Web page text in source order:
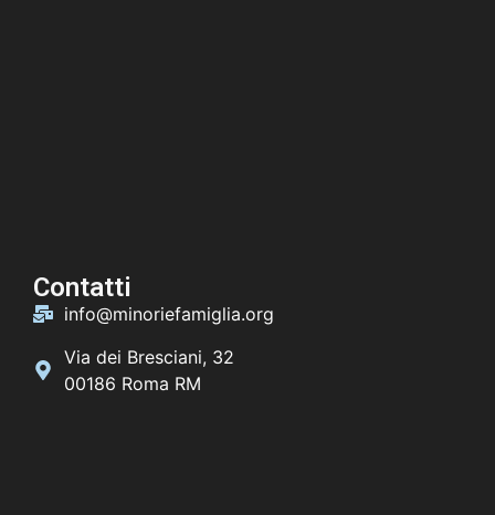
Contatti
info@minoriefamiglia.org
Via dei Bresciani, 32
00186 Roma RM